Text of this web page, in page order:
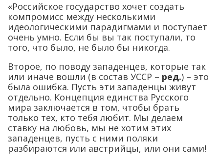
«Российское государство хочет создать
компромисс между несколькими
идеологическими парадигмами и поступает
очень умно. Если бы вы так поступали, то
того, что было, не было бы никогда.
Второе, по поводу западенцев, которые так
или иначе вошли (в состав УССР – ред.) – это
была ошибка. Пусть эти западенцы живут
отдельно. Концепция единства Русского
мира заключается в том, чтобы брать
только тех, кто тебя любит. Мы делаем
ставку на любовь, мы не хотим этих
западенцев, пусть с ними поляки
разбираются или австрийцы, или они сами!